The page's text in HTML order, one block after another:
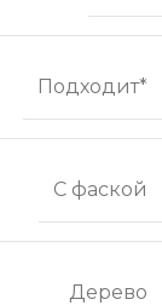
Подходит*
С фаской
Дерево